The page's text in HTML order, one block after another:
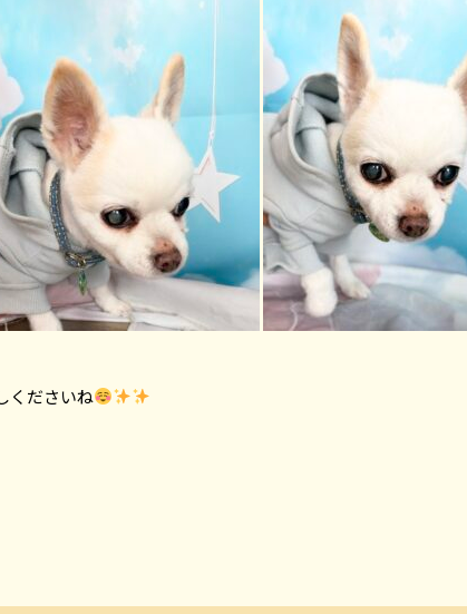
くださいね